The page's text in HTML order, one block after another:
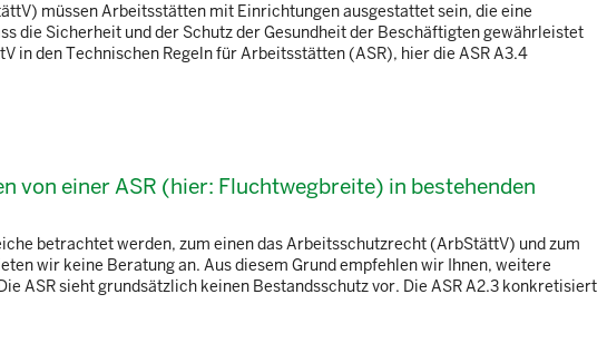
müssen Arbeitsstätten mit Einrichtungen ausgestattet sein, die eine
die Sicherheit und der Schutz der Gesundheit der Beschäftigten gewährleistet
den Technischen Regeln für Arbeitsstätten (ASR), hier die ASR A3.4
von einer ASR (hier: Fluchtwegbreite) in bestehenden
betrachtet werden, zum einen das Arbeitsschutzrecht (ArbStättV) und zum
wir keine Beratung an. Aus diesem Grund empfehlen wir Ihnen, weitere
ASR sieht grundsätzlich keinen Bestandsschutz vor. Die ASR A2.3 konkretisiert